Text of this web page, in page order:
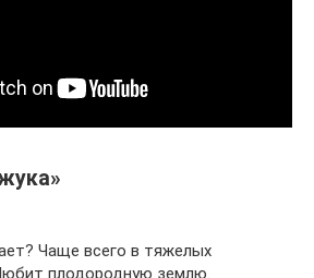
Чаще всего в тяжелых
плодородную землю.